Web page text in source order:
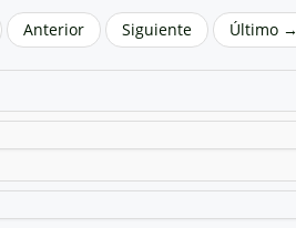
Anterior Siguiente Último →